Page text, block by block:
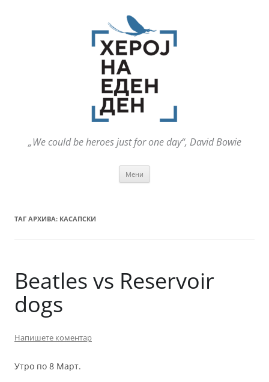
„We could be heroes just for one day“, David Bowie
Мени
ТАГ АРХИВА: КАСАПСКИ
Beatles vs Reservoir
dogs
Напишете коментар
Утро по 8 Март.